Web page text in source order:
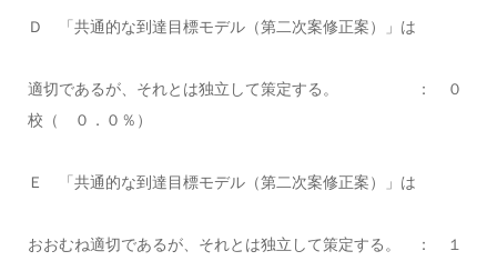
Ｄ 「共通的な到達目標モデル（第二次案修正案）」は
適切であるが、それとは独立して策定する。 ： ０
校（ ０．０％）
Ｅ 「共通的な到達目標モデル（第二次案修正案）」は
おおむね適切であるが、それとは独立して策定する。 ： １